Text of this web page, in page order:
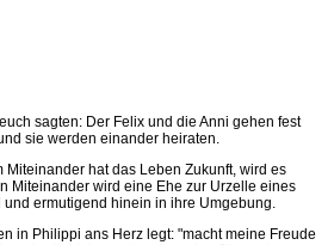
sagten: Der Felix und die Anni gehen fest
sie werden einander heiraten.
hat das Leben Zukunft, wird es
Miteinander wird eine Ehe zur Urzelle eines
ermutigend hinein in ihre Umgebung.
in Philippi ans Herz legt: "macht meine Freude